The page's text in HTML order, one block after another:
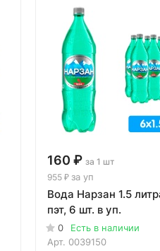
160 ₽ за 1 шт
955 ₽ за уп
Вода Нарзан 1.5
пэт, 6 шт. в уп.
0
Есть в наличии
Арт. 0039150